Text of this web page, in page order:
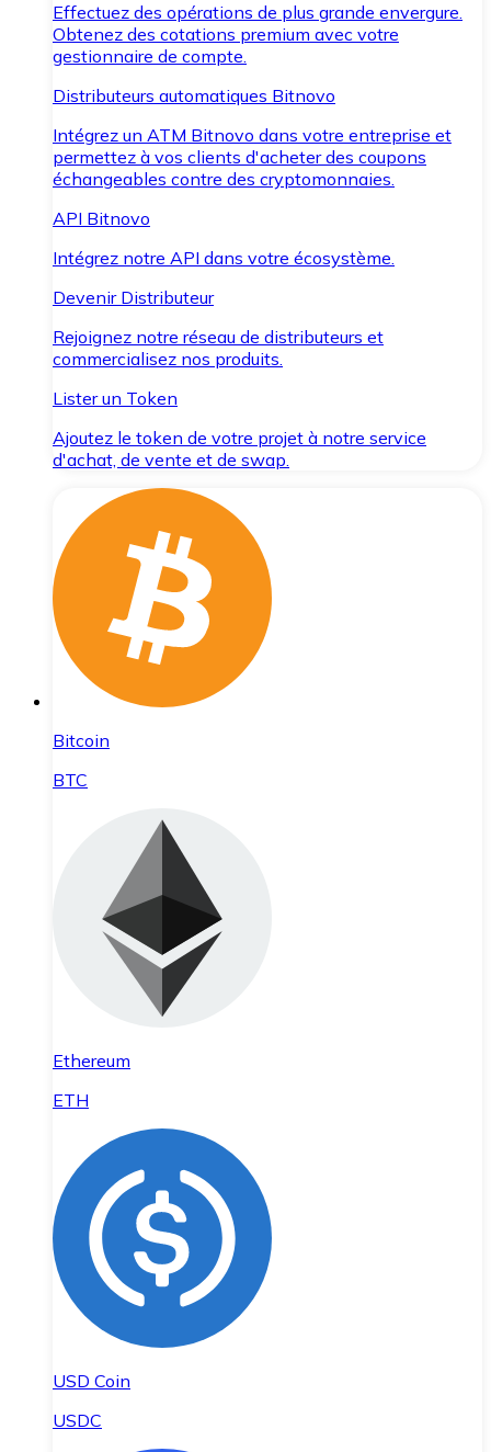
Effectuez des opérations de plus grande envergure.
Obtenez des cotations premium avec votre
gestionnaire de compte.
Distributeurs automatiques Bitnovo
Intégrez un ATM Bitnovo dans votre entreprise et
permettez à vos clients d'acheter des coupons
échangeables contre des cryptomonnaies.
API Bitnovo
Intégrez notre API dans votre écosystème.
Devenir Distributeur
Rejoignez notre réseau de distributeurs et
commercialisez nos produits.
Lister un Token
Ajoutez le token de votre projet à notre service
d'achat, de vente et de swap.
Bitcoin
BTC
Ethereum
ETH
USD Coin
USDC